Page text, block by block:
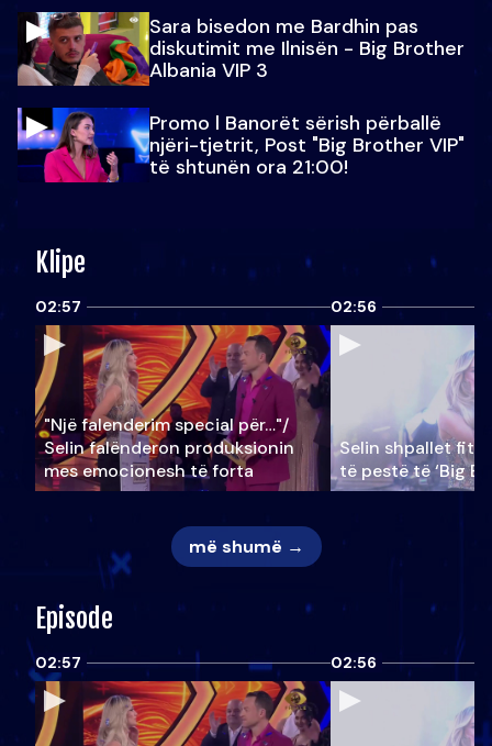
Sara bisedon me Bardhin pas
diskutimit me Ilnisën - Big Brother
Albania VIP 3
Promo l Banorët sërish përballë
njëri-tjetrit, Post "Big Brother VIP"
të shtunën ora 21:00!
Klipe
02:57
"Një falenderim special për…"/
Selin falënderon produksionin
mes emocionesh të forta
02:56
Selin shpallet
të pestë të ‘Big
më shumë →
Episode
02:57 02:56